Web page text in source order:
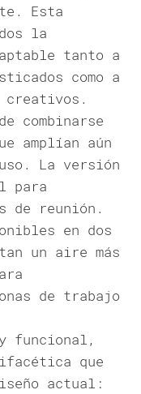
Esta
la
tanto a
como a
creativos.
combinarse
amplían aún
La versión
para
de reunión.
en dos
un aire más
de trabajo
funcional,
que
actual: